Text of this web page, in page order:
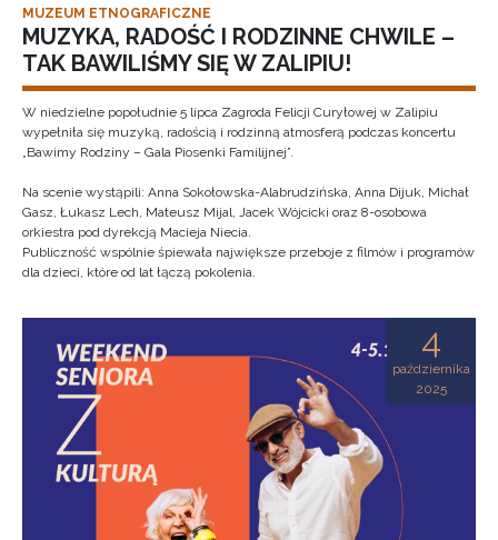
MUZEUM ETNOGRAFICZNE
MUZYKA, RADOŚĆ I RODZINNE CHWILE –
TAK BAWILIŚMY SIĘ W ZALIPIU!
W niedzielne popołudnie 5 lipca Zagroda Felicji Curyłowej w Zalipiu
wypełniła się muzyką, radością i rodzinną atmosferą podczas koncertu
„Bawimy Rodziny – Gala Piosenki Familijnej”.
Na scenie wystąpili: Anna Sokołowska-Alabrudzińska, Anna Dijuk, Michał
Gasz, Łukasz Lech, Mateusz Mijal, Jacek Wójcicki oraz 8-osobowa
orkiestra pod dyrekcją Macieja Niecia.
Publiczność wspólnie śpiewała największe przeboje z filmów i programów
dla dzieci, które od lat łączą pokolenia.
4
października
2025